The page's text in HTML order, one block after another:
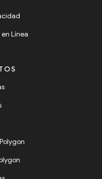
Línea